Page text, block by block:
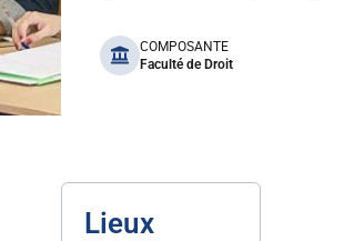
benefits
COMPOSANTE
Faculté de Droit
Lieux